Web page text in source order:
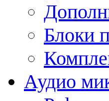
Блоки
Аудио